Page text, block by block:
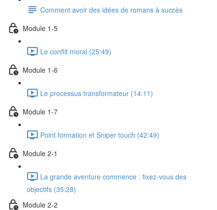
Comment avoir des idées de romans à succès
Module 1-5
Le conflit moral (25:49)
Module 1-6
Le processus transformateur (14:11)
Module 1-7
Point formation et Sniper touch (42:49)
Module 2-1
La grande aventure commence : fixez-vous des
objectifs (35:28)
Module 2-2